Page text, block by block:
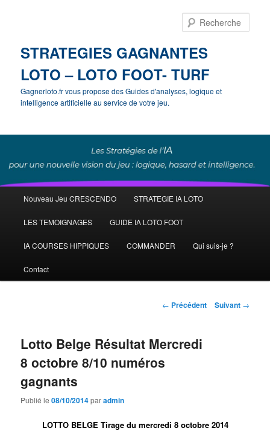
STRATEGIES GAGNANTES
LOTO – LOTO FOOT- TURF
Gagnerloto.fr vous propose des Guides d'analyses, logique et
intelligence artificielle au service de votre jeu.
principal
Aller
au
contenu
Nouveau Jeu CRESCENDO STRATEGIE IA LOTO
LES TEMOIGNAGES GUIDE IA LOTO FOOT
IA COURSES HIPPIQUES COMMANDER Qui suis-je ?
Contact
Navigation
← Précédent Suivant →
Lotto Belge Résultat Mercredi
8 octobre 8/10 numéros
gagnants
Publié le08/10/2014paradmin
LOTTO BELGE Tirage du mercredi 8 octobre 2014